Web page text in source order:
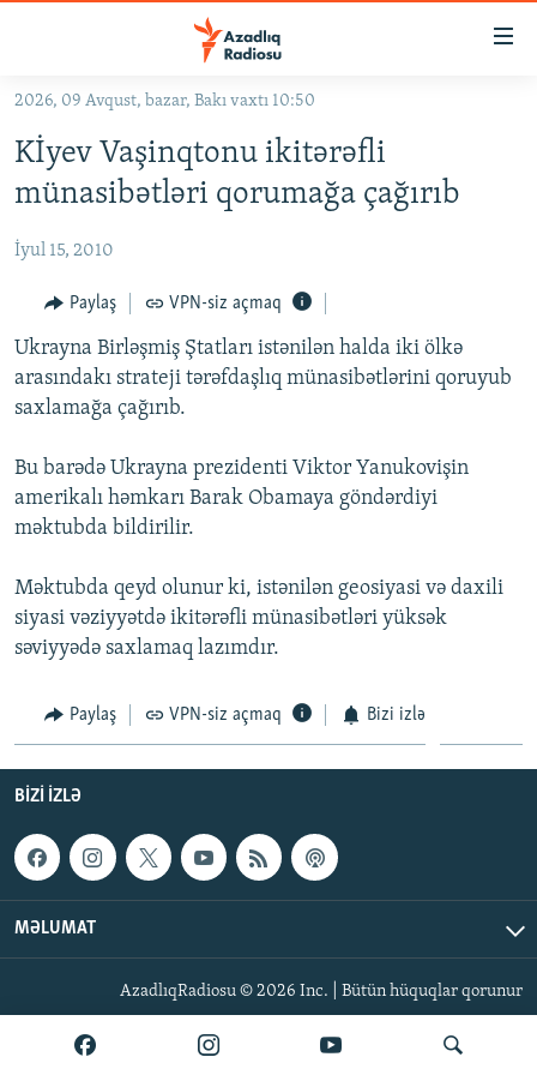
Əsas
qayıt
Əsas
qayıt
#İZAHLA
#ƏSLINDƏ
FƏRQƏ BAX
QANUNI DOĞRU
ARAŞDIRMA
VIDEO
FOTOQALEREYA
KARIKATURA
RADIO ARXIV
OXU ZALI
İSLAM VƏ DEMOKRATIYA
İZ - MƏDƏNIYYƏT PROQRAMI
HAQQIMIZDA
PEŞƏ ETIKASI VƏ JURNALISTIKA STANDARTLARIMIZ
MATERIALLARIMIZDAN ISTIFADƏ
BIZI IZLƏ
2026, 09 Avqust, bazar, Bakı vaxtı 10:50
Kİyev Vaşinqtonu ikitərəfli
münasibətləri qorumağa çağırıb
İyul 15, 2010
Paylaş VPN-siz açmaq
Ukrayna Birləşmiş Ştatları istənilən halda iki ölkə
arasındakı strateji tərəfdaşlıq münasibətlərini qoruyub
saxlamağa çağırıb.
Bu barədə Ukrayna prezidenti Viktor Yanukovişin
amerikalı həmkarı Barak Obamaya göndərdiyi
məktubda bildirilir.
Məktubda qeyd olunur ki, istənilən geosiyasi və daxili
siyasi vəziyyətdə ikitərəfli münasibətləri yüksək
səviyyədə saxlamaq lazımdır.
Paylaş VPN-siz açmaq Bizi izlə
BIZI IZLƏ
MƏLUMAT
AzadlıqRadiosu © 2026 Inc. | Bütün hüquqlar qorunur